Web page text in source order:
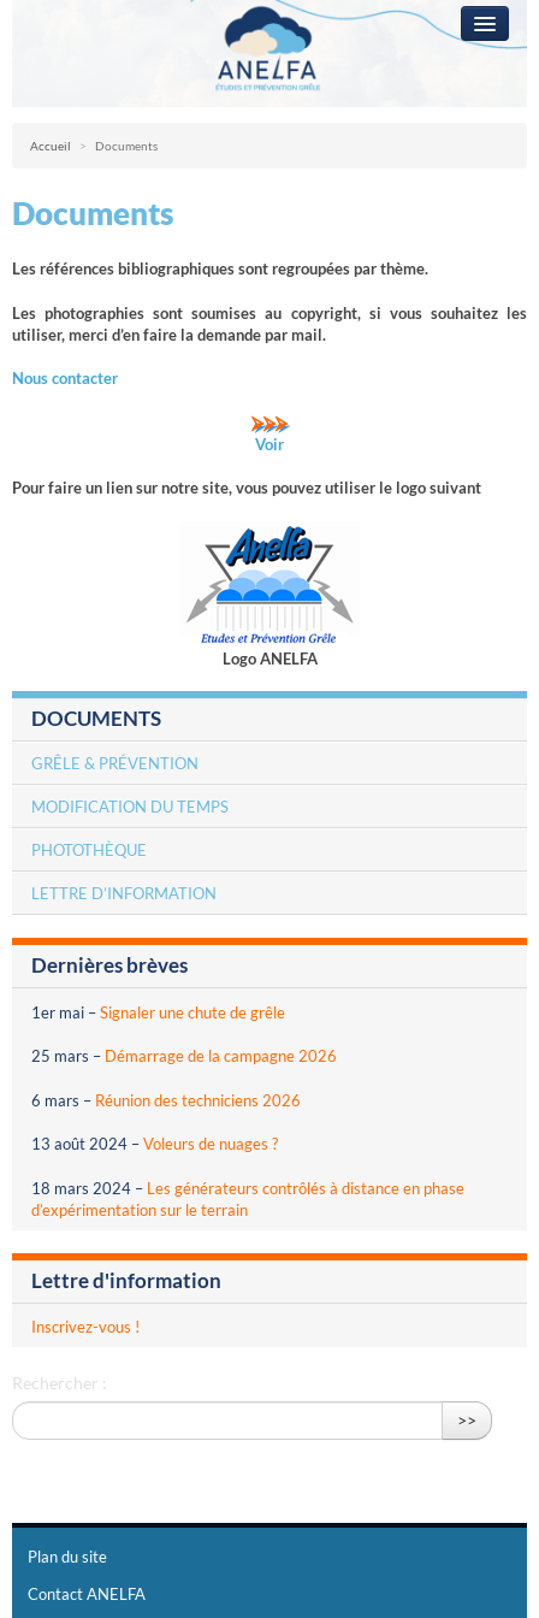
QUESTIONS ?
Accueil > Documents
Documents
Les références bibliographiques sont regroupées par thème.
Les photographies sont soumises au copyright, si vous souhaitez les
utiliser, merci d’en faire la demande par mail.
Nous contacter
Voir
Pour faire un lien sur notre site, vous pouvez utiliser le logo suivant
Logo ANELFA
DOCUMENTS
GRÊLE & PRÉVENTION
MODIFICATION DU TEMPS
PHOTOTHÈQUE
LETTRE D’INFORMATION
Dernières brèves
1er mai –Signaler une chute de grêle
25 mars – Démarrage de la campagne 2026
6 mars – Réunion des techniciens 2026
13 août 2024 –Voleurs de nuages ?
18 mars 2024 – Les générateurs contrôlés à distance en phase
d’expérimentation sur le terrain
Lettre d'information
Inscrivez-vous !
Rechercher :
>>
Plan du site
Contact ANELFA